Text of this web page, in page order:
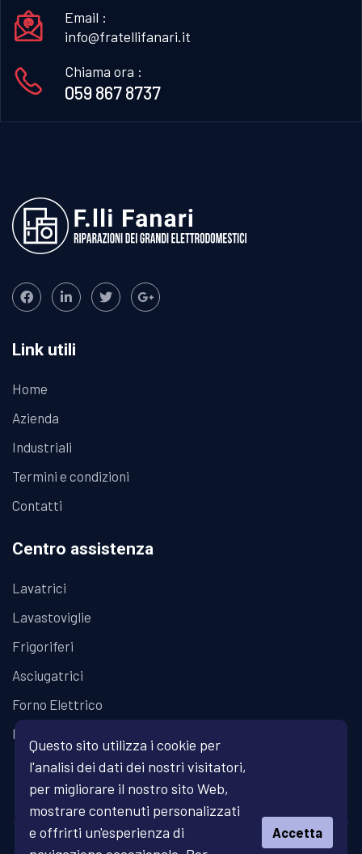
Questo sito utilizza i cookie per
l'analisi dei dati dei nostri visitatori,
per migliorare il nostro sito Web,
mostrare contenuti personalizzati
e offrirti un'esperienza di
Accetta
Email :
info@fratellifanari.it
Chiama ora :
059 867 8737
Link utili
Home
Azienda
Industriali
Termini e condizioni
Contatti
Centro assistenza
Lavatrici
Lavastoviglie
Frigoriferi
Asciugatrici
Forno Elettrico
Piano Cottura